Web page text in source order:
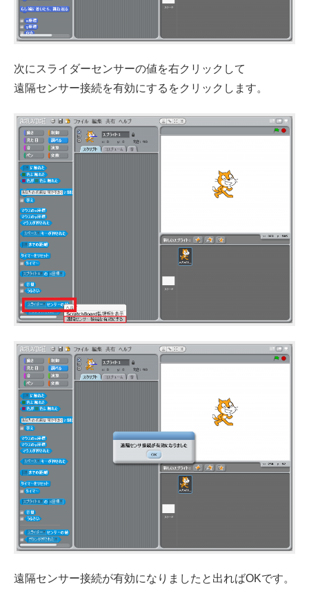
次にスライダーセンサーの値を右クリックして
遠隔センサー接続を有効にするをクリックします。
遠隔センサー接続が有効になりましたと出ればOKです。